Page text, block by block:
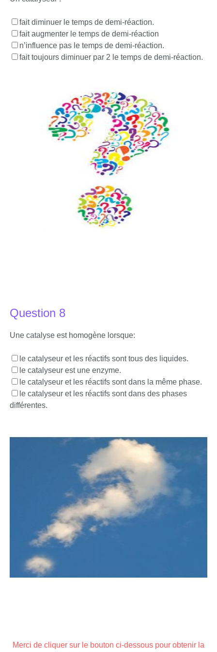
fait diminuer le temps de demi-réaction.
fait augmenter le temps de demi-réaction
n’influence pas le temps de demi-réaction.
fait toujours diminuer par 2 le temps de demi-réaction.
Question 8
Une catalyse est homogène lorsque:
le catalyseur et les réactifs sont tous des liquides.
le catalyseur est une enzyme.
le catalyseur et les réactifs sont dans la même phase.
le catalyseur et les réactifs sont dans des phases
différentes.
Merci de cliquer sur le bouton ci-dessous pour obtenir la